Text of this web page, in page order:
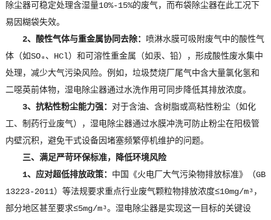
除尘器可稳定处理含湿量10%-15%的废气，而布袋除尘器在此工况下
易因糊袋失效。
2、酸性气体与重金属协同去除： 喷淋水膜可吸附废气中的酸性气
体（如SO₃、HCl）和可溶性重金属（如汞、铅），形成酸性废水集中
处理，减少大气污染风险。例如，垃圾焚烧厂尾气中含大量氯化氢和
二噁英前体物，湿电除尘器通过水洗作用可同步降低其排放浓度。
3、抗粘性粉尘能力强： 对于含油、含树脂或高粘性粉尘（如化
工、制药行业废气），湿电除尘器通过水膜冲洗可防止粉尘在阳极管
内壁沉积，避免干式设备因堵塞频繁停机维护的问题。
三、满足严苛环保标准，降低环境风险
1、应对超低排放政策： 中国《火电厂大气污染物排放标准》（GB
13223-2011）等法规要求重点行业废气颗粒物排放浓度≤10mg/m³，
部分地区甚至要求≤5mg/m³。湿电除尘器是实现这一目标的关键设